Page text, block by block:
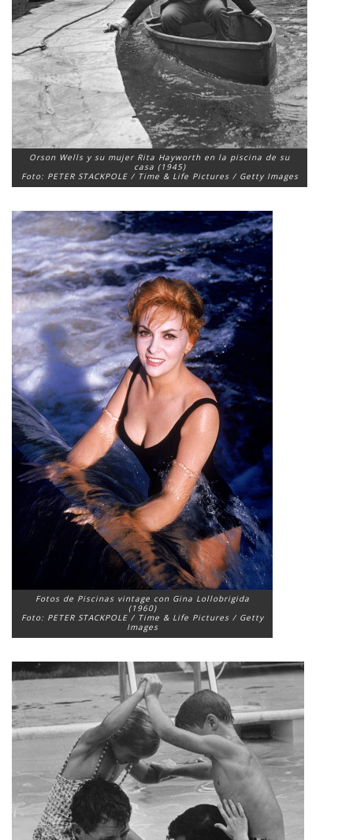
Orson Wells y su mujer Rita Hayworth en la piscina de su
casa (1945)
Foto: PETER STACKPOLE / Time & Life Pictures / Getty Images
Fotos de Piscinas vintage con Gina Lollobrigida
(1960)
Foto: PETER STACKPOLE / Time & Life Pictures / Getty
Images